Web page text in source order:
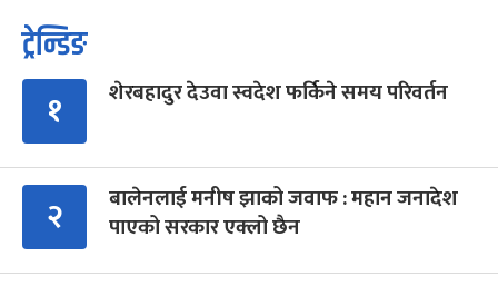
ट्रेन्डिङ
१ शेरबहादुर देउवा स्वदेश फर्किने समय परिवर्तन
२
बालेनलाई मनीष झाको जवाफ : महान जनादेश
पाएको सरकार एक्लो छैन